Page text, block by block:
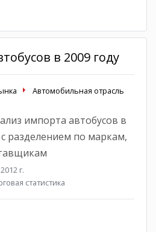
в 2009 году
Автомобильная отрасль
импорта автобусов в
разделением по маркам,
г.
статистика